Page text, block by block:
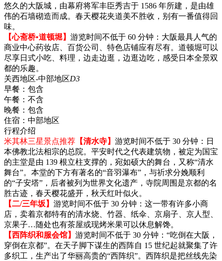
悠久的大阪城，由幕府将军丰臣秀吉于 1586 年所建，是由雄
伟的石墙砌造而成。春天樱花夹道美不胜收，别有一番值得回
味。
【心斋桥•道顿堀】 游览时间不低于 60 分钟：大阪最具人气的
商业中心药妆店、百货公司、特色店铺应有尽有。道顿堀可以
尽享日式小吃、料理，边走边逛，边逛边吃，感受日本全景双
都的乐趣。
关西地区-中部地区D3
早餐： 包含
午餐： 不含
晚餐： 包含
住宿： 中部地区
行程介绍
米其林三星景点推荐 【清水寺】 游览时间不低于 30 分钟：日
本佛教北法相宗的总院。平安时代之代表建筑物，被定为国宝
的主堂是由 139 根立柱支撑的，宛如硕大的舞台，又称“清水
舞台”。本堂的下方有著名的“音羽瀑布”，与祈求分娩顺利
的“子安塔”，后者被列为世界文化遗产，寺院周围是京都的名
胜古迹，春天樱花盛开，秋天红叶似火。
【二/三年坂】 游览时间不低于 30 分钟：这一带有许多小商
店，卖着京都特有的清水烧、竹器、纸伞、京扇子、京人型、
京果子…随处也有茶屋或现烤米果可以休息解馋。
【西阵织和服会馆】 游览时间不低于 30 分钟：“吃倒在大阪，
穿倒在京都”。在天子脚下谋生的西阵自 15 世纪起就聚集了许
多织工，生产出了华丽高贵的“西阵织”。西阵织是把丝线先染